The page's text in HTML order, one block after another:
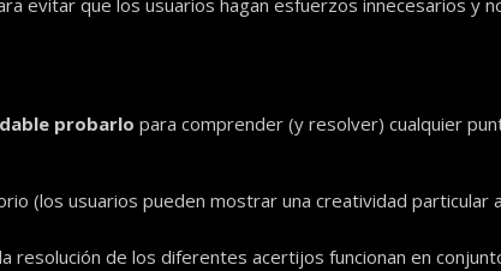
evitar que los usuarios hagan esfuerzos innecesarios y
probarlo para comprender (y resolver) cualquier
(los usuarios pueden mostrar una creatividad
resolución de los diferentes acertijos funcionan en